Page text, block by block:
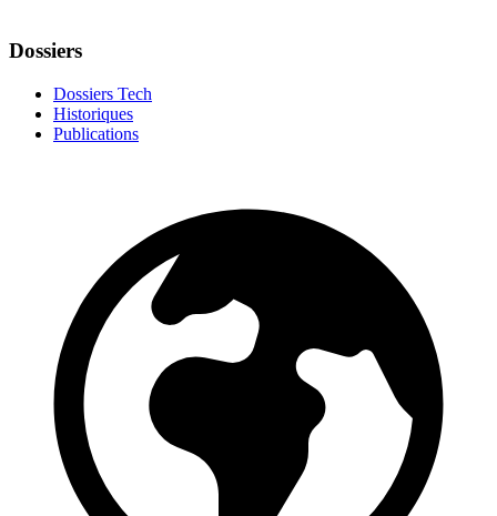
Dossiers
Dossiers Tech
Historiques
Publications